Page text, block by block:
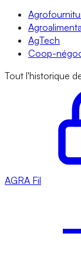
AgTech
Coop-
Tout l'historique
AGRA Fil